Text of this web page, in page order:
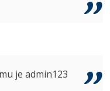
je admin123